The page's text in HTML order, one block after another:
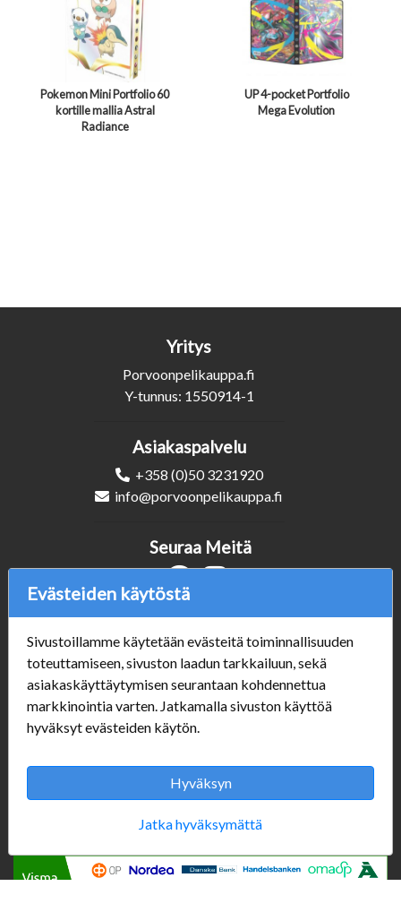
Pokemon Mini Portfolio 60
kortille mallia Astral
Radiance
UP 4-pocket Portfolio
Mega Evolution
Yritys
Porvoonpelikauppa.fi
Y-tunnus: 1550914-1
Asiakaspalvelu
+358 (0)50 3231920
info@porvoonpelikauppa.fi
Verkkokauppa
#Yhteiskuntavastuu
#porvoonsithlord
Tilaus- ja toimitusehdot
ALE TUOTTEET
Aukioloajat:
Seuraa Meitä
Evästeiden käytöstä
Sivustoillamme käytetään evästeitä toiminnallisuuden
toteuttamiseen, sivuston laadun tarkkailuun, sekä
asiakaskäyttäytymisen seurantaan kohdennettua
markkinointia varten. Jatkamalla sivuston käyttöä
hyväksyt evästeiden käytön.
Hyväksyn
Jatka hyväksymättä